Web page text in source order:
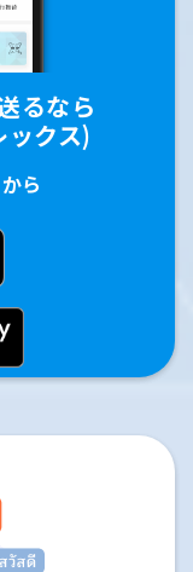
るなら
クス)
ら